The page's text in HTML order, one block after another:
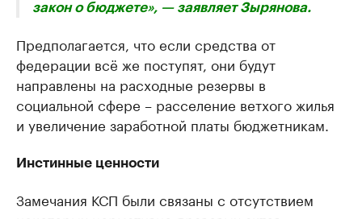
закон о бюджете», — заявляет Зырянова.
Предполагается, что если средства от
федерации всё же поступят, они будут
направлены на расходные резервы в
социальной сфере – расселение ветхого жилья
и увеличение заработной платы бюджетникам.
Инстинные ценности
Замечания КСП были связаны с отсутствием